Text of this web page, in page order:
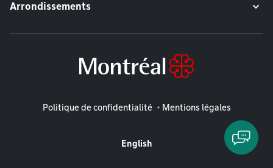
Arrondissements
Mentions légales
Politique de confidentialité Mentions légales
English